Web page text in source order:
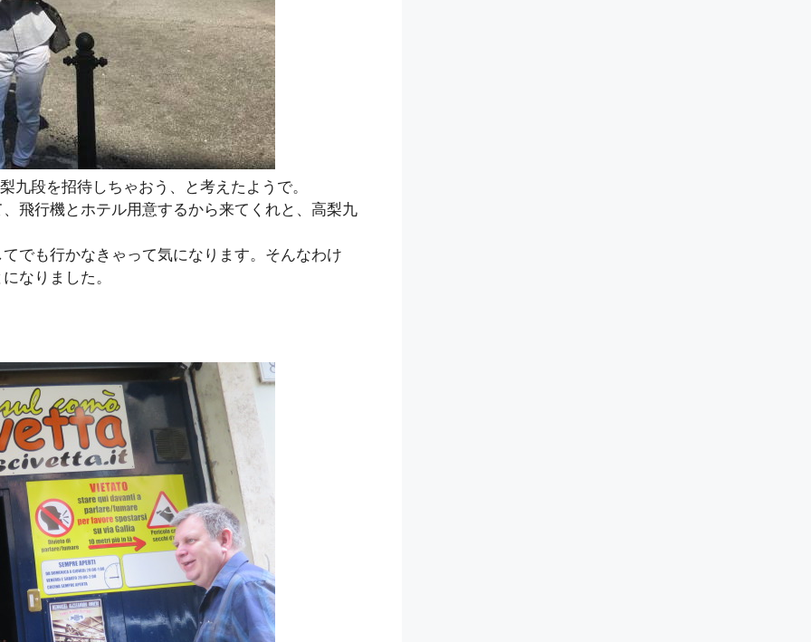
段を招待しちゃおう、と考えたようで。
飛行機とホテル用意するから来てくれと、高梨九
でも行かなきゃって気になります。そんなわけ
なりました。